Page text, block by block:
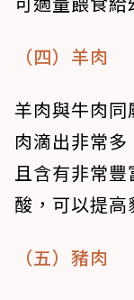
（四）羊肉
羊肉與牛肉
肉滴出非常多
且含有非常
酸，可以提高
（五）豬肉